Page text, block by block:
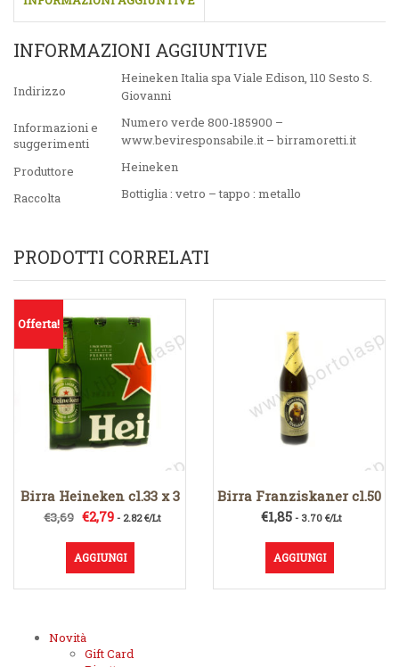
INFORMAZIONI AGGIUNTIVE
Indirizzo
Heineken Italia spa Viale Edison, 110 Sesto S.
Giovanni
Informazioni e
suggerimenti
Numero verde 800-185900 –
www.beviresponsabile.it – birramoretti.it
Produttore
Heineken
Raccolta
Bottiglia : vetro – tappo : metallo
PRODOTTI CORRELATI
Offerta!
Birra Heineken cl.33 x 3
€3,69 Il
originale
era:
€3,69.
€2,79Il
attuale
è:
€2,79.
- 2.82 €/Lt
AGGIUNGI
Birra Franziskaner cl.50
€1,85 - 3.70 €/Lt
AGGIUNGI
Novità
Gift Card